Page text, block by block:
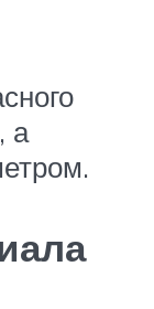
а